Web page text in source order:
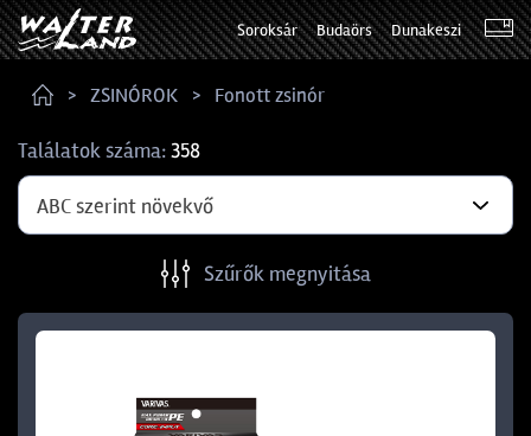
Soroksár Budaörs Dunakeszi
ZSINÓROK Fonott zsinór
Találatok száma:358
ABC szerint növekvő
Szűrők megnyitása